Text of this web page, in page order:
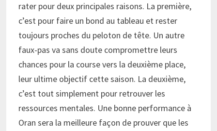
rater pour deux principales raisons. La première,
c’est pour faire un bond au tableau et rester
toujours proches du peloton de tête. Un autre
faux-pas va sans doute compromettre leurs
chances pour la course vers la deuxième place,
leur ultime objectif cette saison. La deuxième,
c’est tout simplement pour retrouver les
ressources mentales. Une bonne performance à
Oran sera la meilleure façon de prouver que les